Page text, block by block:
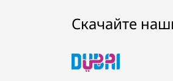
Скачайте